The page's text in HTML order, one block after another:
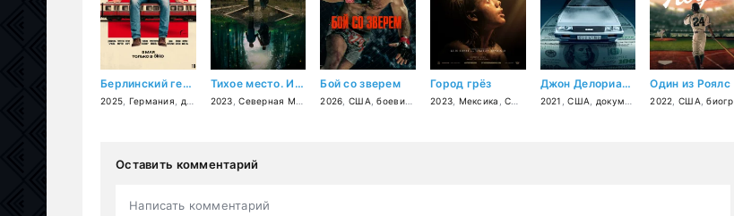
Берлинский герой
2025 Германия драма ,комедия
Тихое место. История М
2023 ,Северная Македония , Хорватия,ужасы ,фантастика
Бой со зверем
2026 США ,боевик драма,спорт
Город грёз
2023 Мексика ,США триллер,драма
Джон Делориан: магнат и легенда
2021 ,США документальный ,криминал,
Один из Роялс
2022 США ,биография
Оставить комментарий
Написать комментарий